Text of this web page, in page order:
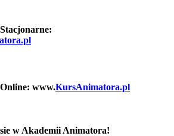
www.KursAnimatora.pl
w Akademii Animatora!